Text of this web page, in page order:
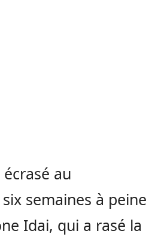
écrasé au
semaines à peine
Idai, qui a rasé la